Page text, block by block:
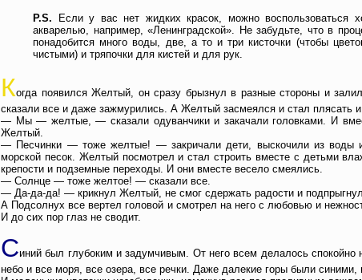
P.S. Если у вас нет жидких красок, можно воспользоваться
акварелью, например, «Ленинградской». Не забудьте, что в
понадобится много воды, две, а то и три кисточки (чтобы
чистыми) и тряпочки для кистей и для рук.
Когда появился Желтый, он сразу брызнул в разные стороны и
сказали все и даже зажмурились. А Желтый засмеялся и стал плясать и
— Мы — желтые, — сказали одуванчики и закачали головками. И
Желтый.
— Песчинки — тоже желтые! — закричали дети, выскочили из воды
морской песок. Желтый посмотрел и стал строить вместе с детьми
крепости и подземные переходы. И они вместе весело смеялись.
— Солнце — тоже желтое! — сказали все.
— Да-да-да! — крикнул Желтый, не смог сдержать радости и подпрыгнул
А Подсолнух все вертел головой и смотрел на него с любовью и
И до сих пор глаз не сводит.
Синий был глубоким и задумчивым. От него всем делалось
небо и все моря, все озера, все речки. Даже далекие горы были синими,